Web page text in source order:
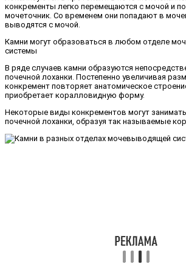
конкременты легко перемещаются с мочой и
мочеточник. Со временем они попадают в
выводятся с мочой.
Камни могут образоваться в любом отделе
системы
В ряде случаев камни образуются
почечной лоханки. Постепенно увеличивая
конкремент повторяет анатомическое
приобретает коралловидную форму.
Некоторые виды конкрементов могут
почечной лоханки, образуя так называемые